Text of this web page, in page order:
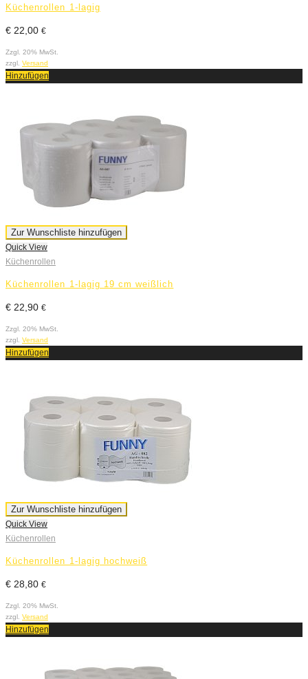
Küchenrollen 1-lagig
€ 22,00 €
Zzgl. 20% MwSt.
zzgl. Versand
Hinzufügen
Zur Wunschliste hinzufügen
Quick View
Küchenrollen
Küchenrollen 1-lagig 19 cm weißlich
€ 22,90 €
Zzgl. 20% MwSt.
zzgl. Versand
Hinzufügen
Zur Wunschliste hinzufügen
Quick View
Küchenrollen
Küchenrollen 1-lagig hochweiß
€ 28,80 €
Zzgl. 20% MwSt.
zzgl. Versand
Hinzufügen